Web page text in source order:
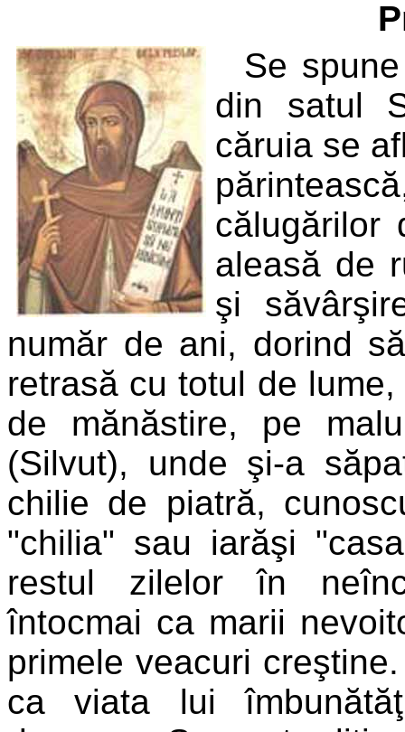
Se
din satul
căruia se
călugărilor
aleasă de
şi
număr de ani, dorind
retrasă cu totul de
de mănăstire, pe
(Silvut), unde şi-a
chilie de piatră,
"chilia" sau iarăşi
restul zilelor în
întocmai ca marii
primele veacuri
ca viata lui